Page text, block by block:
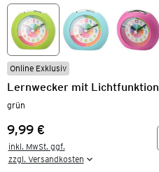
Online Exklusiv
Lernwecker mit Lichtfunktion
grün
Preis:
9,99 €
inkl. MwSt. ggf.
zzgl. Versandkosten